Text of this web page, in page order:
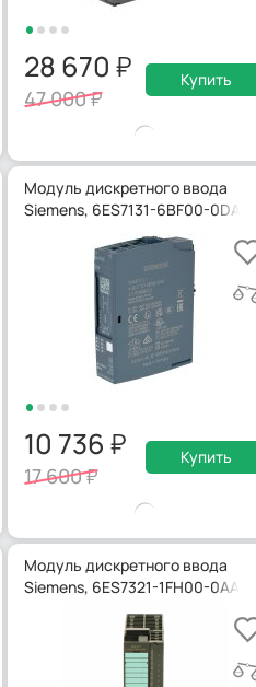
28 670
47 000
Купить
Модуль дискретного ввода
Siemens, 6ES7131-6BF00-0DA0
10 736
17 600
Купить
Модуль дискретного ввода
Siemens, 6ES7321-1FH00-0AA0